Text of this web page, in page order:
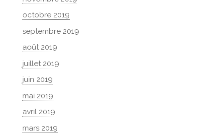
octobre 2019
septembre 2019
août 2019
juillet 2019
juin 2019
mai 2019
avril 2019
mars 2019